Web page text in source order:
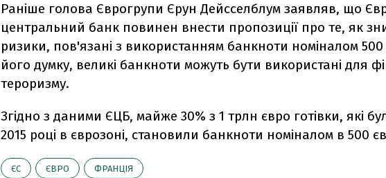
Раніше голова Єврогрупи Єрун Дейсселблум заявляв, що
центральний банк повинен внести пропозиції про те, як
ризики, пов'язані з використанням банкноти номіналом
його думку, великі банкноти можуть бути використані для
тероризму.
Згідно з даними ЄЦБ, майже 30% з 1 трлн євро готівки, які
2015 році в єврозоні, становили банкноти номіналом в 500
ЄС ЄВРО ФРАНЦІЯ